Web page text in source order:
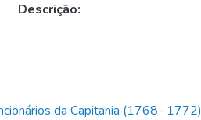
Descrição:
da Capitania (1768- 1772)